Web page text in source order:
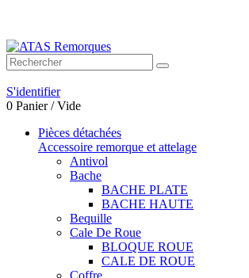
S'identifier
0 Panier /Vide
Pièces détachées
Accessoire remorque et attelage
Antivol
Bache
BACHE PLATE
BACHE HAUTE
Bequille
Cale De Roue
BLOQUE ROUE
CALE DE ROUE
Coffre